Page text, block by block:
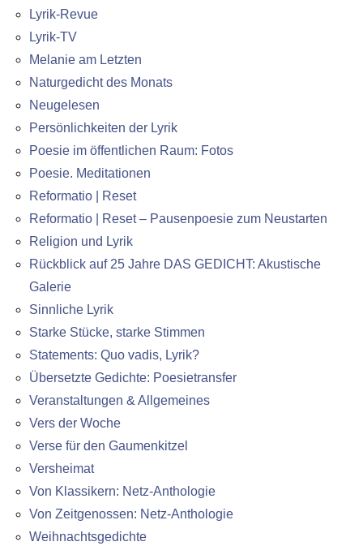
Lyrik-Revue
Lyrik-TV
Melanie am Letzten
Naturgedicht des Monats
Neugelesen
Persönlichkeiten der Lyrik
Poesie im öffentlichen Raum: Fotos
Poesie. Meditationen
Reformatio | Reset
Reformatio | Reset – Pausenpoesie zum Neustarten
Religion und Lyrik
Rückblick auf 25 Jahre DAS GEDICHT: Akustische
Galerie
Sinnliche Lyrik
Starke Stücke, starke Stimmen
Statements: Quo vadis, Lyrik?
Übersetzte Gedichte: Poesietransfer
Veranstaltungen & Allgemeines
Vers der Woche
Verse für den Gaumenkitzel
Versheimat
Von Klassikern: Netz-Anthologie
Von Zeitgenossen: Netz-Anthologie
Weihnachtsgedichte